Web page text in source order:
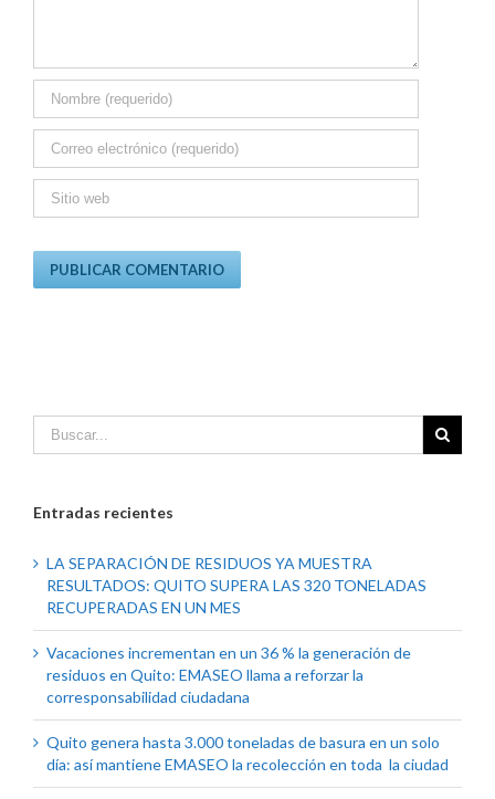
Entradas recientes
LA SEPARACIÓN DE RESIDUOS YA MUESTRA
RESULTADOS: QUITO SUPERA LAS 320 TONELADAS
RECUPERADAS EN UN MES
Vacaciones incrementan en un 36 % la generación de
residuos en Quito: EMASEO llama a reforzar la
corresponsabilidad ciudadana
Quito genera hasta 3.000 toneladas de basura en un solo
día: así mantiene EMASEO la recolección en toda la ciudad